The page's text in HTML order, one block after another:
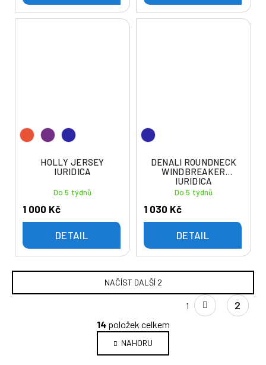
HOLLY JERSEY
IURIDICA
Do 5 týdnů
1 000 Kč
DETAIL
DENALI ROUNDNECK
WINDBREAKER
IURIDICA
Do 5 týdnů
1 030 Kč
DETAIL
O
v
l
á
NAČÍST DALŠÍ 2
1 2
14 položek celkem
NAHORU